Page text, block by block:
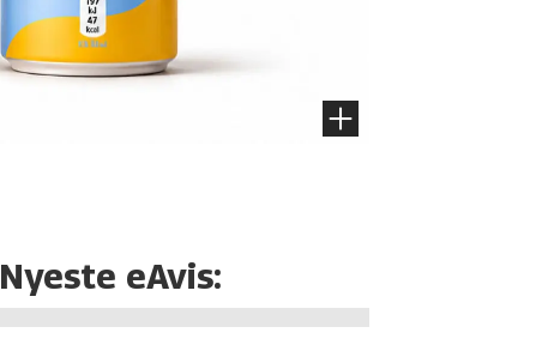
Nyeste eAvis: